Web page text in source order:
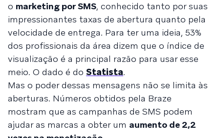
o marketing por SMS, conhecido tanto por suas
impressionantes taxas de abertura quanto pela
velocidade de entrega. Para ter uma ideia, 53%
dos profissionais da área dizem que o índice de
visualização é a principal razão para usar esse
meio. O dado é do Statista.
Mas o poder dessas mensagens não se limita às
aberturas. Números obtidos pela Braze
mostram que as campanhas de SMS podem
ajudar as marcas a obter um aumento de 2,2